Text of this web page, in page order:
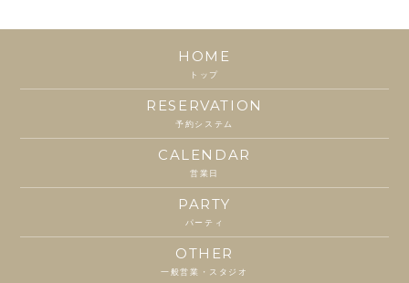
HOME
トップ
RESERVATION
予約システム
CALENDAR
営業日
PARTY
パーティ
OTHER
一般営業・スタジオ